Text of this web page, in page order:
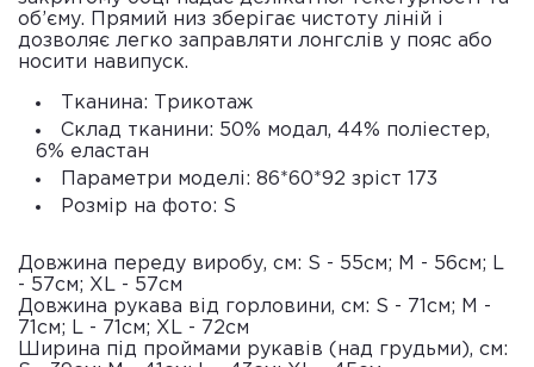
об’єму. Прямий низ зберігає чистоту ліній і
дозволяє легко заправляти лонгслів у пояс або
носити навипуск.
Тканина: Трикотаж
Склад тканини: 50% модал, 44% поліестер,
6% еластан
Параметри моделі: 86*60*92 зріст 173
Розмір на фото: S
Довжина переду виробу, см: S - 55см; M - 56см; L
- 57см; XL - 57см
Довжина рукава від горловини, см: S - 71см; M -
71см; L - 71см; XL - 72см
Ширина під проймами рукавів (над грудьми), см: